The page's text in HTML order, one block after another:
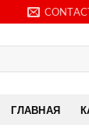
ГЛАВНАЯ